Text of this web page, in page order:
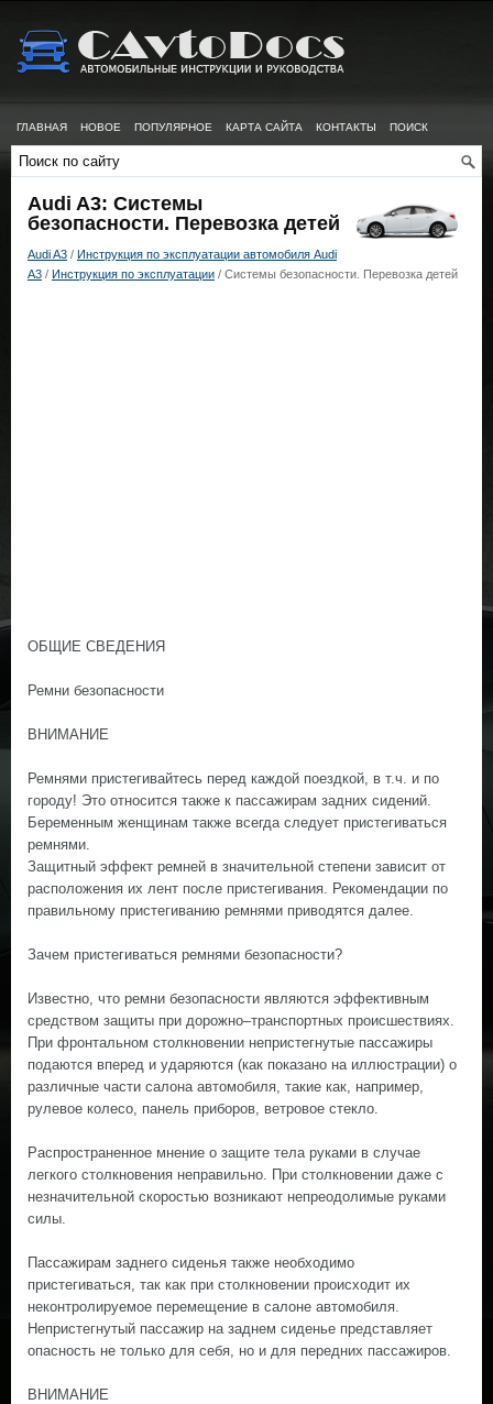
ГЛАВНАЯ НОВОЕ ПОПУЛЯРНОЕ КАРТА САЙТА КОНТАКТЫ ПОИСК
Audi A3: Системы
безопасности. Перевозка детей
Audi A3 / Инструкция по эксплуатации автомобиля Audi
A3 / Инструкция по эксплуатации / Системы безопасности. Перевозка детей
ОБЩИЕ СВЕДЕНИЯ
Ремни безопасности
ВНИМАНИЕ
Ремнями пристегивайтесь перед каждой поездкой, в т.ч. и по
городу! Это относится также к пассажирам задних сидений.
Беременным женщинам также всегда следует пристегиваться
ремнями.
Защитный эффект ремней в значительной степени зависит от
расположения их лент после пристегивания. Рекомендации по
правильному пристегиванию ремнями приводятся далее.
Зачем пристегиваться ремнями безопасности?
Известно, что ремни безопасности являются эффективным
средством защиты при дорожно–транспортных происшествиях.
При фронтальном столкновении непристегнутые пассажиры
подаются вперед и ударяются (как показано на иллюстрации) о
различные части салона автомобиля, такие как, например,
рулевое колесо, панель приборов, ветровое стекло.
Распространенное мнение о защите тела руками в случае
легкого столкновения неправильно. При столкновении даже с
незначительной скоростью возникают непреодолимые руками
силы.
Пассажирам заднего сиденья также необходимо
пристегиваться, так как при столкновении происходит их
неконтролируемое перемещение в салоне автомобиля.
Непристегнутый пассажир на заднем сиденье представляет
опасность не только для себя, но и для передних пассажиров.
ВНИМАНИЕ